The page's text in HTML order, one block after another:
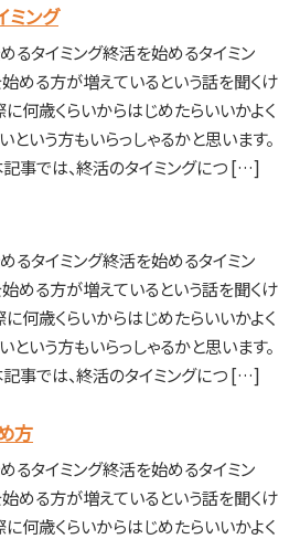
ミング
るタイミング終活を始めるタイミン
める方が増えているという話を聞くけ
に何歳くらいからはじめたらいいかよく
という方もいらっしゃるかと思います。
記事では、終活のタイミングにつ […]
るタイミング終活を始めるタイミン
める方が増えているという話を聞くけ
に何歳くらいからはじめたらいいかよく
という方もいらっしゃるかと思います。
記事では、終活のタイミングにつ […]
方
るタイミング終活を始めるタイミン
める方が増えているという話を聞くけ
に何歳くらいからはじめたらいいかよく